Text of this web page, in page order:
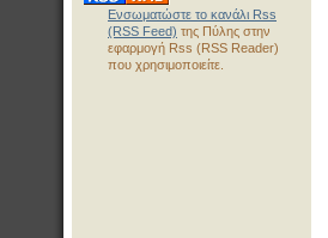
Ενσωματώστε το κανάλι Rss
(RSS Feed) της Πύλης στην
εφαρμογή Rss (RSS Reader)
που χρησιμοποιείτε.